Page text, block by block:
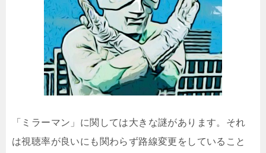
「ミラーマン」に関しては大きな謎があります。それ
は視聴率が良いにも関わらず路線変更をしていること